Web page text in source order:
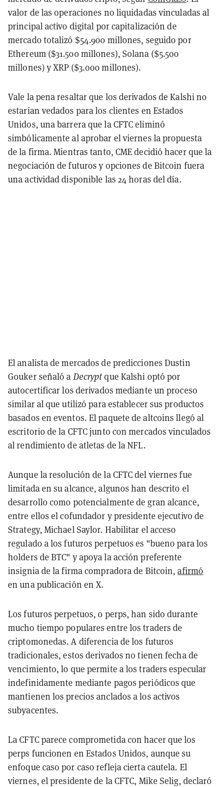
valor de las operaciones no liquidadas vinculadas al
principal activo digital por capitalización de
mercado totalizó $54.900 millones, seguido por
Ethereum ($31.500 millones), Solana ($5.500
millones) y XRP ($3.000 millones).
Vale la pena resaltar que los derivados de Kalshi no
estarían vedados para los clientes en Estados
Unidos, una barrera que la CFTC eliminó
simbólicamente al aprobar el viernes la propuesta
de la firma. Mientras tanto, CME decidió hacer que la
negociación de futuros y opciones de Bitcoin fuera
una actividad disponible las 24 horas del día.
El analista de mercados de predicciones Dustin
Gouker señaló a Decryptque Kalshi optó por
autocertificar los derivados mediante un proceso
similar al que utilizó para establecer sus productos
basados en eventos. El paquete de altcoins llegó al
escritorio de la CFTC junto con mercados vinculados
al rendimiento de atletas de la NFL.
Aunque la resolución de la CFTC del viernes fue
limitada en su alcance, algunos han descrito el
desarrollo como potencialmente de gran alcance,
entre ellos el cofundador y presidente ejecutivo de
Strategy, Michael Saylor. Habilitar el acceso
regulado a los futuros perpetuos es "bueno para los
holders de BTC" y apoya la acción preferente
insignia de la firma compradora de Bitcoin,afirmó
en una publicación en X.
Los futuros perpetuos, o perps, han sido durante
mucho tiempo populares entre los traders de
criptomonedas. A diferencia de los futuros
tradicionales, estos derivados no tienen fecha de
vencimiento, lo que permite a los traders especular
indefinidamente mediante pagos periódicos que
mantienen los precios anclados a los activos
subyacentes.
La CFTC parece comprometida con hacer que los
perps funcionen en Estados Unidos, aunque su
enfoque caso por caso refleja cierta cautela. El
viernes, el presidente de la CFTC, Mike Selig, declaró